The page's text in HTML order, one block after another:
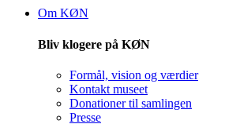
Om KØN
Bliv klogere på KØN
Formål, vision og værdier
Kontakt museet
Donationer til samlingen
Presse